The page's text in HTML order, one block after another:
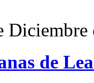
Diciembre
de